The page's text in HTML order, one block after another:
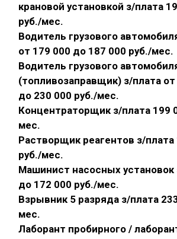
крановой установкой з/плата
руб./мес.
Водитель грузового
от 179 000 до 187 000 руб./мес.
Водитель грузового
(топливозаправщик) з/плата от
до 230 000 руб./мес.
Концентраторщик з/плата 199
мес.
Растворщик реагентов з/плата
руб./мес.
Машинист насосных установок
до 172 000 руб./мес.
Взрывник 5 разряда з/плата
мес.
Лаборант пробирного /